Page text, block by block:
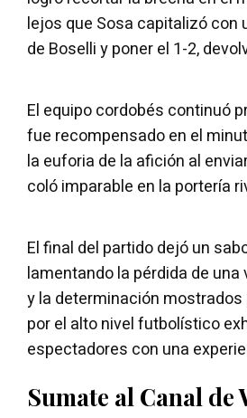
lejos que Sosa capitalizó con
de Boselli y poner el 1-2,
El equipo cordobés continuó
fue recompensado en el
la euforia de la afición al
coló imparable en la portería
El final del partido dejó un
lamentando la pérdida de
y la determinación
por el alto nivel futbolístico
espectadores con una
Sumate al Canal de